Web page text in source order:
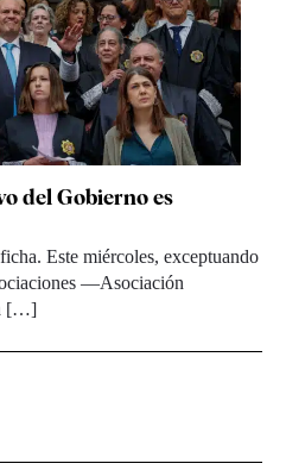
del Gobierno es
Este miércoles, exceptuando
—Asociación
[…]